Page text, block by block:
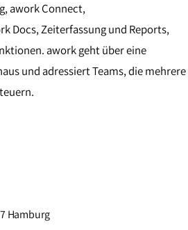
awork Connect,
Docs, Zeiterfassung und Reports,
awork geht über eine
und adressiert Teams, die mehrere
Hamburg